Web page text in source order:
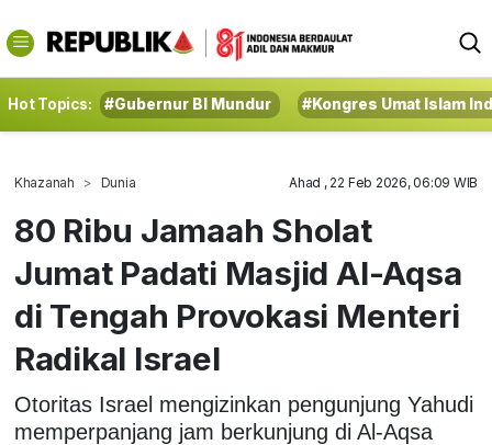
Hot Topics: #Gubernur BI Mundur #Kongres Umat Islam
Khazanah Dunia Ahad , 22 Feb 2026, 06:09 WIB
80 Ribu Jamaah Sholat
Jumat Padati Masjid Al-Aqsa
di Tengah Provokasi Menteri
Radikal Israel
Otoritas Israel mengizinkan pengunjung Yahudi
memperpanjang jam berkunjung di Al-Aqsa